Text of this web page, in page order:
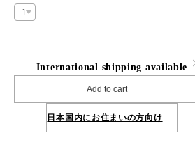
International shipping available
Add to cart
日本国内にお住まいの方向け